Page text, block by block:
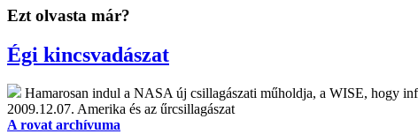
Ezt olvasta már?
Égi kincsvadászat
Hamarosan indul a NASA új csillagászati műholdja, a WISE, hogy
2009.12.07. Amerika és az űrcsillagászat
A rovat archívuma